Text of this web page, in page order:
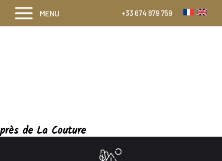
+33 674 879 759
MENU
près de La Couture